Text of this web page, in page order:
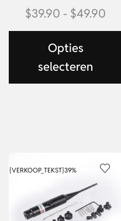
$39.90 - $49.90
Opties
selecteren
{VERKOOP_TEKST}39%